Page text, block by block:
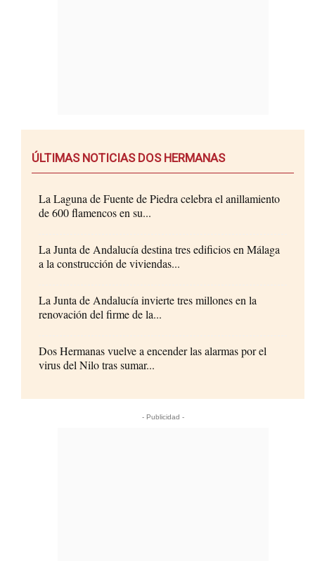
ÚLTIMAS NOTICIAS DOS HERMANAS
La Laguna de Fuente de Piedra celebra el anillamiento
de 600 flamencos en su...
La Junta de Andalucía destina tres edificios en Málaga
a la construcción de viviendas...
La Junta de Andalucía invierte tres millones en la
renovación del firme de la...
Dos Hermanas vuelve a encender las alarmas por el
virus del Nilo tras sumar...
- Publicidad -